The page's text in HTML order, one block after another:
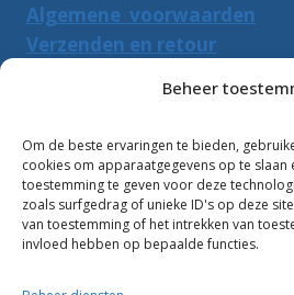
Beheer
Om de beste ervaringen te bieden,
cookies om apparaatgegevens op te
toestemming te geven voor deze
zoals surfgedrag of unieke ID's op deze
van toestemming of het intrekken van
invloed hebben op bepaalde functies.
Algemene voorwaarden
Verzenden en retour
PRODUCTEN ZOEKEN
Zoeken
naar: